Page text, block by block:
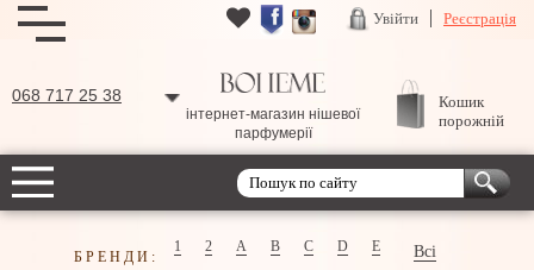
Увійти Реєстрація
068 717 25 38
інтернет-магазин нішевої
парфумерії
Кошик
порожній
БРЕНДИ:
1 2 A B C D E Всі